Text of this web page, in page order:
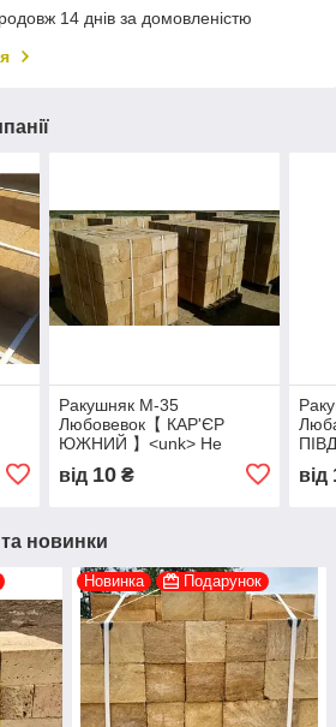
14 днів за домовленістю
Ракушняк М-35
Любовевок【 КАР'ЄР
ЮЖНИЙ 】<unk> Не
переплавляй - Купуй з -
Кар'єра
від 10₴ від
та новинки
Новинка Подарунок